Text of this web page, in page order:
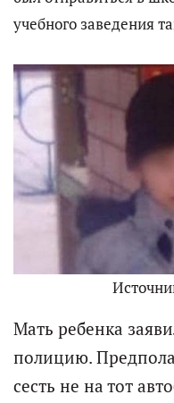
учебного заведения
Мать ребенка
полицию.
сесть не на тот